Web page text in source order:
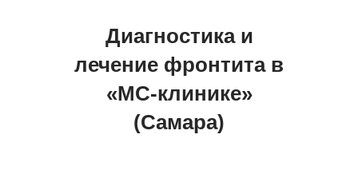
Диагностика и
лечение фронтита в
«МС-клинике»
(Самара)